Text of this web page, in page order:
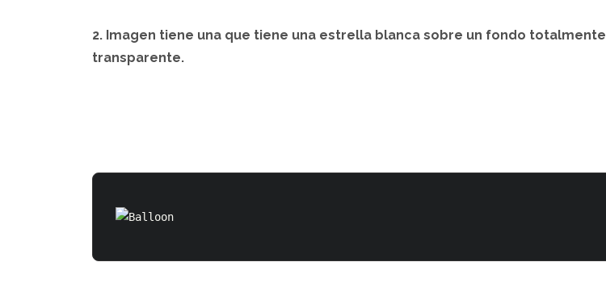
2. Imagen tiene una que tiene una estrella blanca sobre un fondo totalmente
transparente.